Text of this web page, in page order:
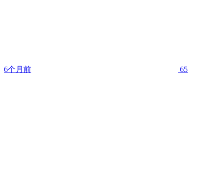
6个月前 65